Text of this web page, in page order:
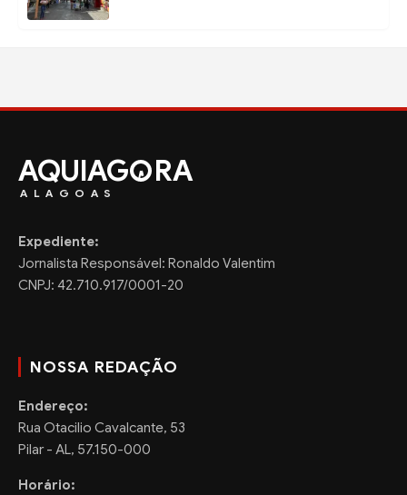
AQUIAG RA
ALAGOAS
Expediente:
Jornalista Responsável: Ronaldo Valentim
CNPJ: 42.710.917/0001-20
NOSSA REDAÇÃO
Endereço:
Rua Otacilio Cavalcante, 53
Pilar - AL, 57.150-000
Horário: